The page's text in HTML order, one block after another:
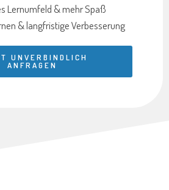
Lernumfeld & mehr Spaß
& langfristige Verbesserung
UNVERBINDLICH
ANFRAGEN